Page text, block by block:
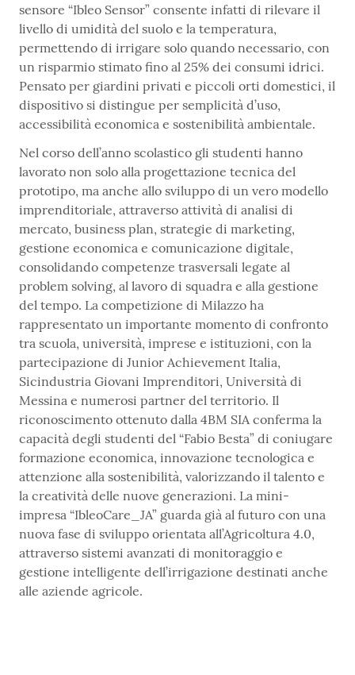
sensore “Ibleo Sensor” consente infatti di rilevare il
livello di umidità del suolo e la temperatura,
permettendo di irrigare solo quando necessario, con
un risparmio stimato fino al 25% dei consumi idrici.
Pensato per giardini privati e piccoli orti domestici, il
dispositivo si distingue per semplicità d’uso,
accessibilità economica e sostenibilità ambientale.
Nel corso dell’anno scolastico gli studenti hanno
lavorato non solo alla progettazione tecnica del
prototipo, ma anche allo sviluppo di un vero modello
imprenditoriale, attraverso attività di analisi di
mercato, business plan, strategie di marketing,
gestione economica e comunicazione digitale,
consolidando competenze trasversali legate al
problem solving, al lavoro di squadra e alla gestione
del tempo. La competizione di Milazzo ha
rappresentato un importante momento di confronto
tra scuola, università, imprese e istituzioni, con la
partecipazione di Junior Achievement Italia,
Sicindustria Giovani Imprenditori, Università di
Messina e numerosi partner del territorio. Il
riconoscimento ottenuto dalla 4BM SIA conferma la
capacità degli studenti del “Fabio Besta” di coniugare
formazione economica, innovazione tecnologica e
attenzione alla sostenibilità, valorizzando il talento e
la creatività delle nuove generazioni. La mini-
impresa “IbleoCare_JA” guarda già al futuro con una
nuova fase di sviluppo orientata all’Agricoltura 4.0,
attraverso sistemi avanzati di monitoraggio e
gestione intelligente dell’irrigazione destinati anche
alle aziende agricole.